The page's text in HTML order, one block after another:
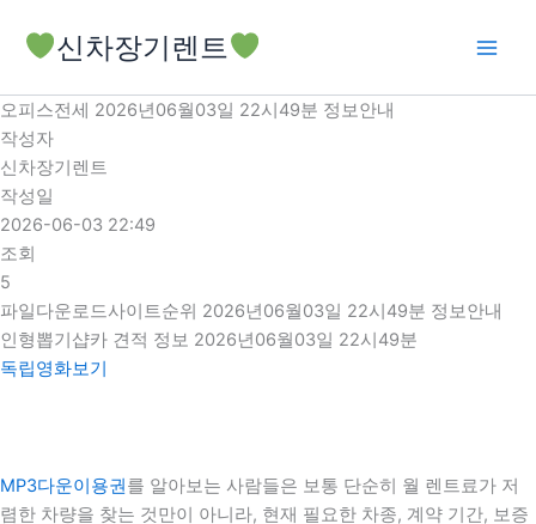
로
건
너
뛰
기
신차장기렌트
오피스전세 2026년06월03일 22시49분 정보안내
작성자
신차장기렌트
작성일
2026-06-03 22:49
조회
5
파일다운로드사이트순위 2026년06월03일 22시49분 정보안내
인형뽑기샵카 견적 정보 2026년06월03일 22시49분
독립영화보기
MP3다운이용권를 알아보는 사람들은 보통 단순히 월 렌트료가 저
렴한 차량을 찾는 것만이 아니라, 현재 필요한 차종, 계약 기간, 보증